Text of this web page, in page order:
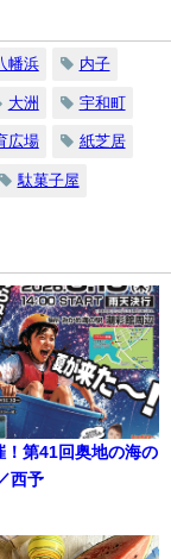
幡浜 内子
大洲 宇和町
広場 紙芝居
駄菓子屋
！第41回奥地の海の
西予